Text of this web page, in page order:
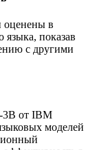
оценены в
языка, показав
с другими
3B от IBM
моделей